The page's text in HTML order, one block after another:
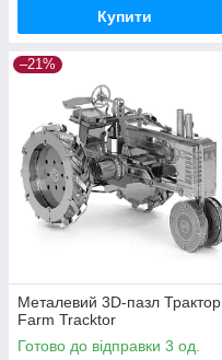
Купити
–21%
Металевий 3D-пазл Трактор
Farm Tracktor
Готово до відправки 3 од.